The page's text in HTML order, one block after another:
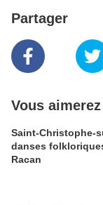
Partager
Vous
Saint-Christophe-
danses
Racan